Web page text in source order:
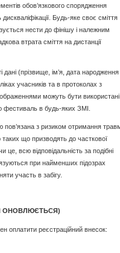
обов’язкового спорядження
Будь-яке своє сміття
нести до фінішу і належним
втрата сміття на дистанції
(прізвище, ім’я, дата народження
учасників та в протоколах з
можуть бути використані
фестиваль в будь-яких ЗМІ.
пов’язана з ризиком отримання
таких що призводять до часткової
це, всю відповідальність за подібні
при найменших підозрах
участь в забігу.
ОНОВЛЮЄТЬСЯ)
оплатити реєстраційний внесок: